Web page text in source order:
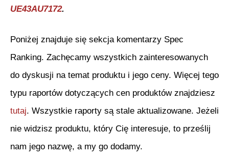
UE43AU7172.
Poniżej znajduje się sekcja komentarzy Spec
Ranking. Zachęcamy wszystkich zainteresowanych
do dyskusji na temat produktu i jego ceny. Więcej tego
typu raportów dotyczących cen produktów znajdziesz
tutaj. Wszystkie raporty są stale aktualizowane. Jeżeli
nie widzisz produktu, który Cię interesuje, to prześlij
nam jego nazwę, a my go dodamy.